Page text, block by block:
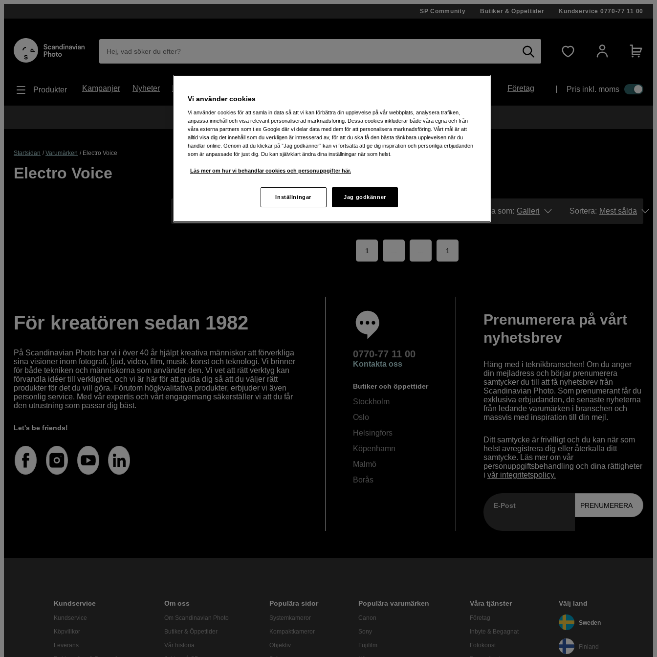
SP Community Butiker & Öppettider Kundservice 0770-77 11 00
Hej, vad söker du efter?
Produkter Kampanjer Nyheter Företag Pris inkl. moms
Startsidan Varumärken Electro Voice
Electro Voice
Visa som: Galleri Sortera: Mest sålda
1 1
För kreatören sedan 1982
På Scandinavian Photo har vi i över 40 år hjälpt kreativa människor att förverkliga
sina visioner inom fotografi, ljud, video, film, musik, konst och teknologi. Vi brinner
för både tekniken och människorna som använder den. Vi vet att rätt verktyg kan
förvandla idéer till verklighet, och vi är här för att guida dig så att du väljer rätt
produkter för det du vill göra. Förutom högkvalitativa produkter, erbjuder vi även
personlig service. Med vår expertis och vårt engagemang säkerställer vi att du får
den utrustning som passar dig bäst.
Let's be friends!
0770-77 11 00
Kontakta oss
Butiker och öppettider
Stockholm
Oslo
Helsingfors
Köpenhamn
Malmö
Borås
Prenumerera på vårt
nyhetsbrev
Häng med i teknikbranschen! Om du anger
din mejladress och börjar prenumerera
samtycker du till att få nyhetsbrev från
Scandinavian Photo. Som prenumerant får du
exklusiva erbjudanden, de senaste nyheterna
från ledande varumärken i branschen och
massvis med inspiration till din mejl.
Ditt samtycke är frivilligt och du kan när som
helst avregistrera dig eller återkalla ditt
samtycke. Läs mer om vår
personuppgiftsbehandling och dina rättigheter
i vår integritetspolicy.
E-Post PRENUMERERA
Kundservice
Kundservice
Köpvillkor
Leverans
Om oss
Om Scandinavian Photo
Butiker & Öppettider
Vår historia
Populära sidor
Systemkameror
Kompaktkameror
Objektiv
Populära varumärken
Canon
Sony
Fujifilm
Våra tjänster
Företag
Inbyte & Begagnat
Fotokonst
Välj land
Sweden
Finland
Spara 25% på JBL Boombox – köp din idag!
Vi använder cookies
Vi använder cookies för att samla in data så att vi kan förbättra din upplevelse på vår webbplats, analysera trafiken,
anpassa innehåll och visa relevant personaliserad marknadsföring. Dessa cookies inkluderar både våra egna och från
våra externa partners som t.ex Google där vi delar data med dem för att personalisera marknadsföring. Vårt mål är att
alltid visa dig det innehåll som du verkligen är intresserad av, för att du ska få den bästa tänkbara upplevelsen när du
handlar online. Genom att du klickar på ”Jag godkänner” kan vi fortsätta att ge dig inspiration och personliga erbjudanden
som är anpassade för just dig. Du kan självklart ändra dina inställningar när som helst.
Läs mer om hur vi behandlar cookies och personuppgifter här.
Inställningar Jag godkänner